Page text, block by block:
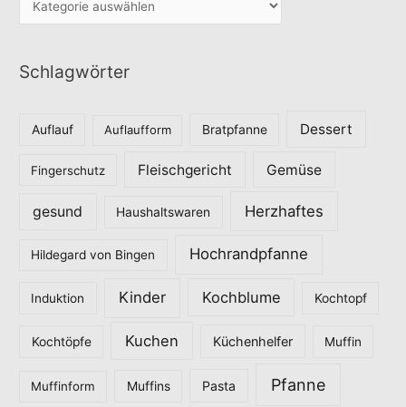
a
e
Schlagwörter
Auflauf Auflaufform Bratpfanne Dessert
Fingerschutz Fleischgericht Gemüse
gesund Haushaltswaren Herzhaftes
Hildegard von Bingen Hochrandpfanne
Induktion Kinder Kochblume Kochtopf
Kochtöpfe Kuchen Küchenhelfer Muffin
Muffinform Muffins Pasta Pfanne